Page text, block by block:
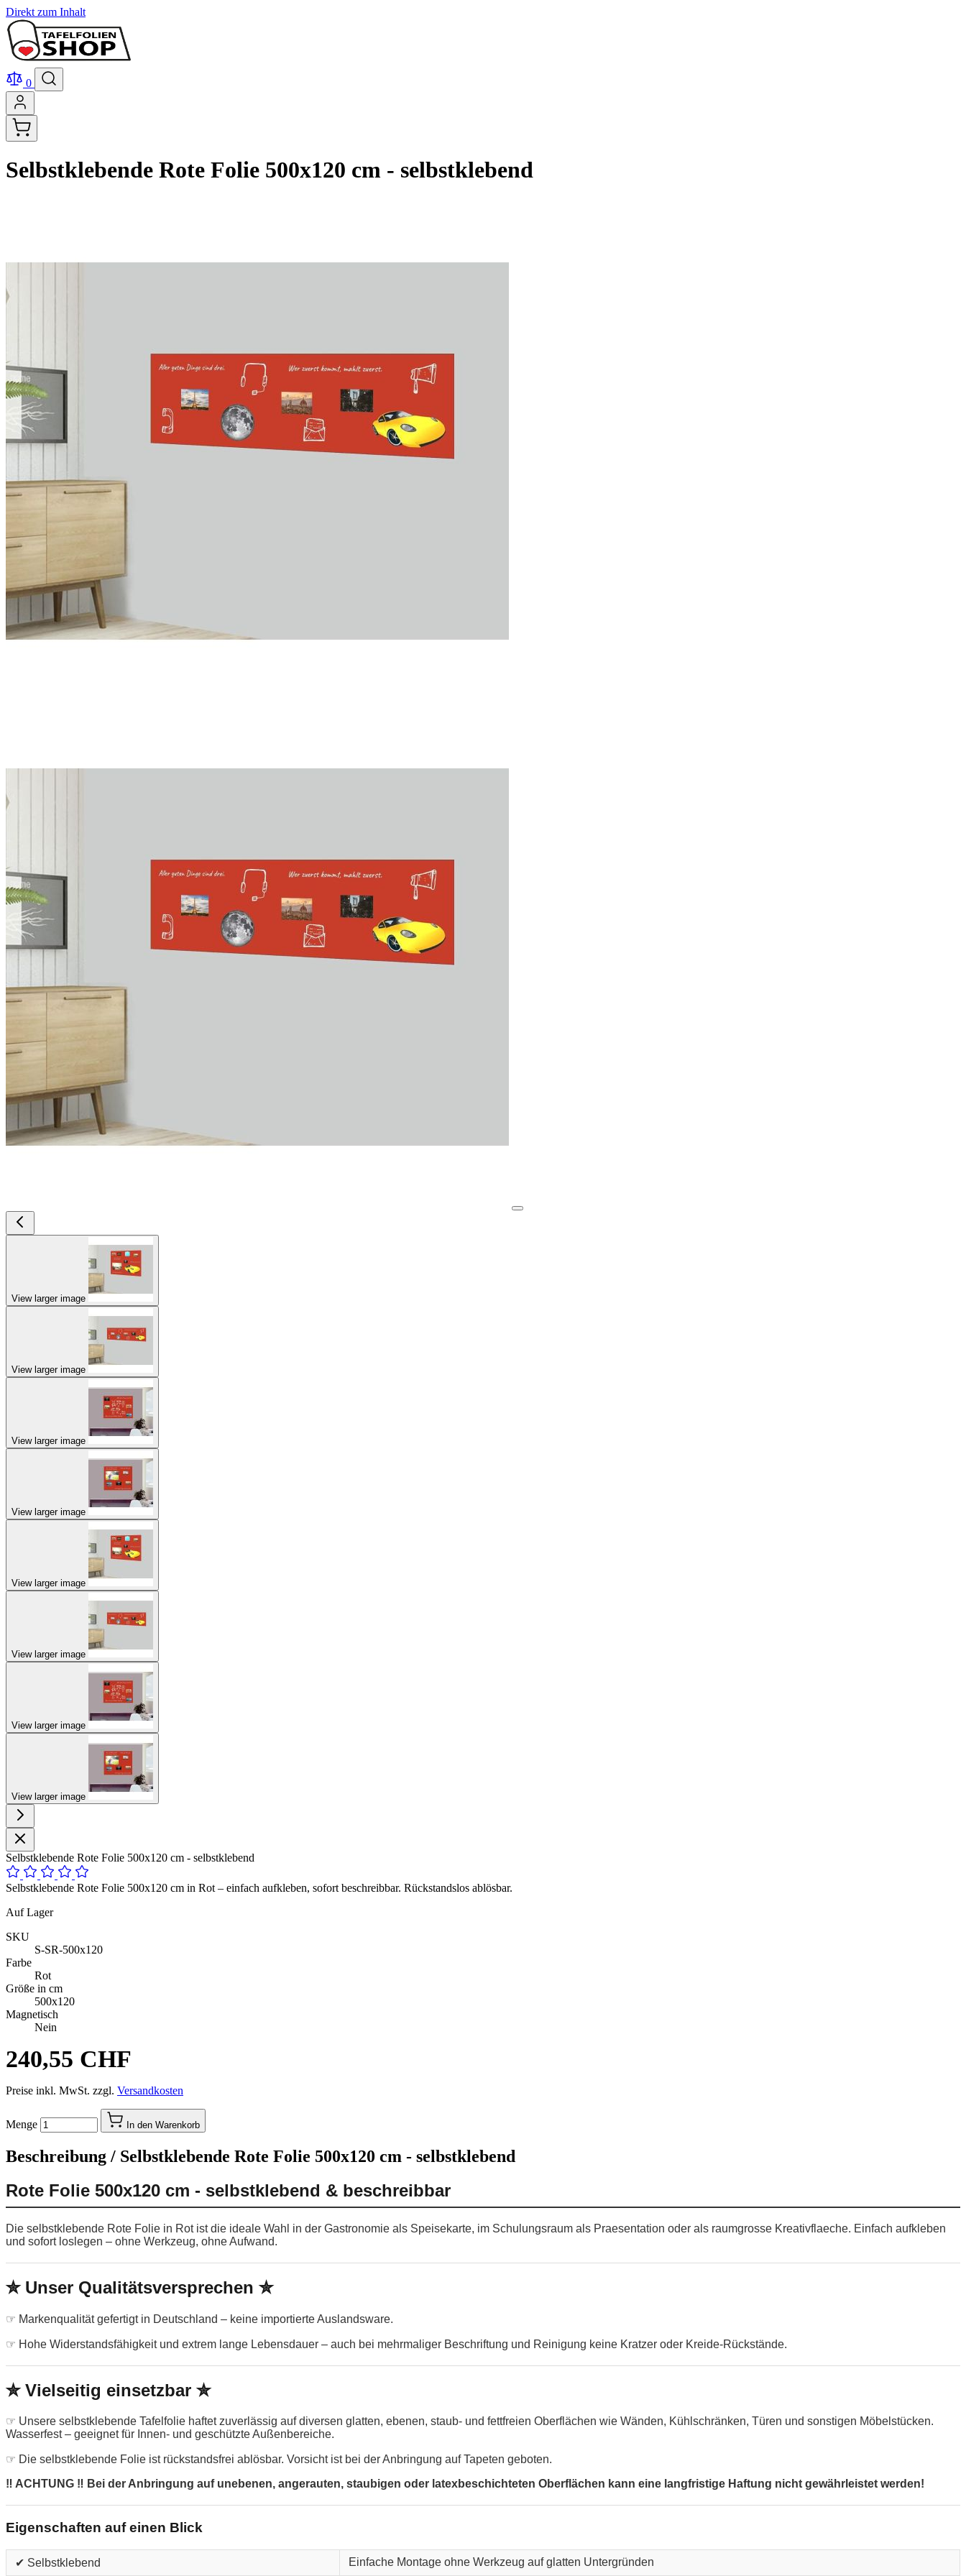
Direkt zum Inhalt
0
Selbstklebende Rote Folie 500x120 cm - selbstklebend
View larger image
View larger image
View larger image
View larger image
View larger image
View larger image
View larger image
View larger image
Selbstklebende Rote Folie 500x120 cm - selbstklebend
Selbstklebende Rote Folie 500x120 cm in Rot – einfach aufkleben, sofort beschreibbar. Rückstandslos ablösbar.
Auf Lager
SKU
S-SR-500x120
Farbe
Rot
Größe in cm
500x120
Magnetisch
Nein
240,55 CHF
Preise inkl. MwSt. zzgl. Versandkosten
Menge In den Warenkorb
Beschreibung / Selbstklebende Rote Folie 500x120 cm - selbstklebend
Rote Folie 500x120 cm - selbstklebend & beschreibbar
Die selbstklebende Rote Folie in Rot ist die ideale Wahl in der Gastronomie als Speisekarte, im Schulungsraum als Praesentation oder als raumgrosse Kreativflaeche. Einfach aufkleben
und sofort loslegen – ohne Werkzeug, ohne Aufwand.
✮ Unser Qualitätsversprechen ✮
☞ Markenqualität gefertigt in Deutschland – keine importierte Auslandsware.
☞ Hohe Widerstandsfähigkeit und extrem lange Lebensdauer – auch bei mehrmaliger Beschriftung und Reinigung keine Kratzer oder Kreide-Rückstände.
✮ Vielseitig einsetzbar ✮
☞ Unsere selbstklebende Tafelfolie haftet zuverlässig auf diversen glatten, ebenen, staub- und fettfreien Oberflächen wie Wänden, Kühlschränken, Türen und sonstigen Möbelstücken.
Wasserfest – geeignet für Innen- und geschützte Außenbereiche.
☞ Die selbstklebende Folie ist rückstandsfrei ablösbar. Vorsicht ist bei der Anbringung auf Tapeten geboten.
‼ ACHTUNG ‼ Bei der Anbringung auf unebenen, angerauten, staubigen oder latexbeschichteten Oberflächen kann eine langfristige Haftung nicht gewährleistet werden!
Eigenschaften auf einen Blick
✔ Selbstklebend Einfache Montage ohne Werkzeug auf glatten Untergründen